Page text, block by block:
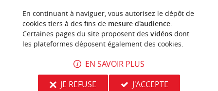
Pelote Basque
En continuant à naviguer, vous autorisez le dépôt de
cookies tiers à des fins de mesure d'audience.
Certaines pages du site proposent des vidéosdont
les plateformes déposent également des cookies.
EN SAVOIR PLUS
JE REFUSE
J'ACCEPTE